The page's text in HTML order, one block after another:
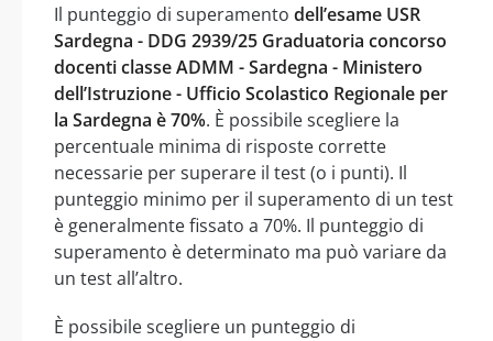
Il punteggio di superamento dell’esame USR
Sardegna - DDG 2939/25 Graduatoria concorso
docenti classe ADMM - Sardegna - Ministero
dell’Istruzione - Ufficio Scolastico Regionale per
la Sardegna è 70%. È possibile scegliere la
percentuale minima di risposte corrette
necessarie per superare il test (o i punti). Il
punteggio minimo per il superamento di un test
è generalmente fissato a 70%. Il punteggio di
superamento è determinato ma può variare da
un test all’altro.
È possibile scegliere un punteggio di